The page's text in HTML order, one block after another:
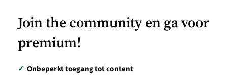
Join the community en ga voor
premium!
✓ Onbeperkt toegang tot content